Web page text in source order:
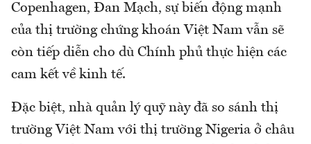
Copenhagen, Đan Mạch, sự biến động mạnh
của thị trường chứng khoán Việt Nam vẫn sẽ
còn tiếp diễn cho dù Chính phủ thực hiện các
cam kết về kinh tế.
Đặc biệt, nhà quản lý quỹ này đã so sánh thị
trường Việt Nam với thị trường Nigeria ở châu